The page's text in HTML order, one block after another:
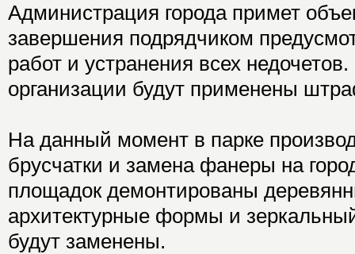
Администрация города примет
завершения подрядчиком
работ и устранения всех
организации будут применены
На данный момент в парке
брусчатки и замена фанеры на
площадок демонтированы
архитектурные формы и
будут заменены.